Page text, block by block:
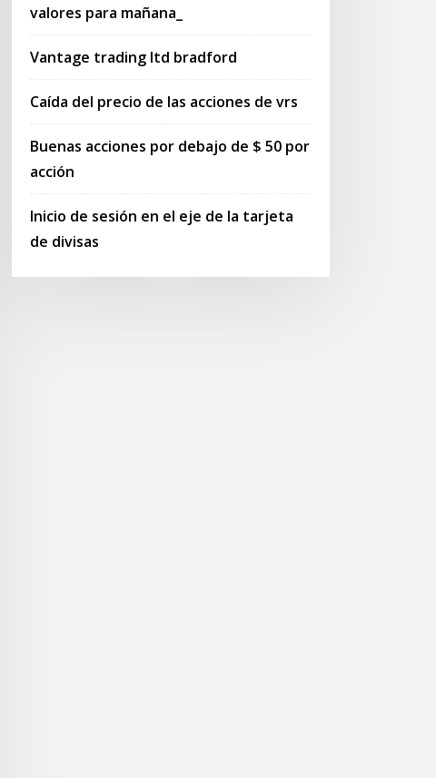
valores para mañana_
Vantage trading ltd bradford
Caída del precio de las acciones de vrs
Buenas acciones por debajo de $ 50 por
acción
Inicio de sesión en el eje de la tarjeta
de divisas